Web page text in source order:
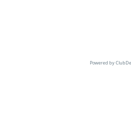
Powered by